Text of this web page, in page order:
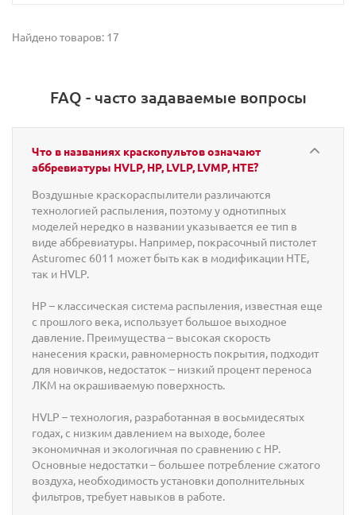
Найдено товаров: 17
FAQ - часто задаваемые вопросы
Что в названиях краскопультов означают
аббревиатуры HVLP, HP, LVLP, LVMP, HTE?
Воздушные краскораспылители различаются
технологией распыления, поэтому у однотипных
моделей нередко в названии указывается ее тип в
виде аббревиатуры. Например, покрасочный пистолет
Asturomec 6011 может быть как в модификации HTE,
так и HVLP.
HP – классическая система распыления, известная еще
с прошлого века, использует большое выходное
давление. Преимущества – высокая скорость
нанесения краски, равномерность покрытия, подходит
для новичков, недостаток – низкий процент переноса
ЛКМ на окрашиваемую поверхность.
HVLP – технология, разработанная в восьмидесятых
годах, с низким давлением на выходе, более
экономичная и экологичная по сравнению с HP.
Основные недостатки – большее потребление сжатого
воздуха, необходимость установки дополнительных
фильтров, требует навыков в работе.